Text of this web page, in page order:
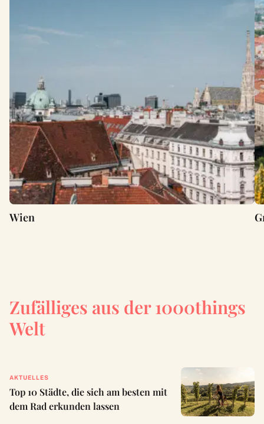
Wien
Zufälliges aus der 1000things
Welt
AKTUELLES
Top 10 Städte, die sich am besten mit
dem Rad erkunden lassen